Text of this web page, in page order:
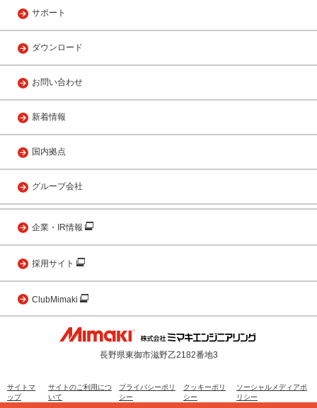
サポート
ダウンロード
お問い合わせ
新着情報
国内拠点
グループ会社
企業・IR情報
採用サイト
ClubMimaki
長野県東御市滋野乙2182番地3
サイトマ
ップ
サイトのご利用につ
いて
プライバシーポリ
シー
クッキーポリ
シー
ソーシャルメディアポ
リシー